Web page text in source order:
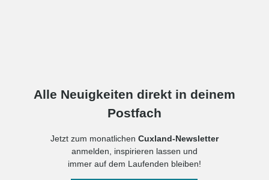
Alle Neuigkeiten direkt in deinem
Postfach
Jetzt zum monatlichen Cuxland-Newsletter
anmelden, inspirieren lassen und
immer auf dem Laufenden bleiben!